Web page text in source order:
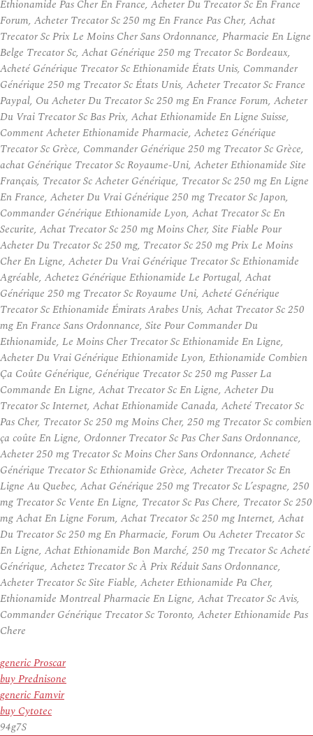
Ethionamide Pas Cher En France, Acheter Du Trecator Sc En France
Forum, Acheter Trecator Sc 250 mg En France Pas Cher, Achat
Trecator Sc Prix Le Moins Cher Sans Ordonnance, Pharmacie En Ligne
Belge Trecator Sc, Achat Générique 250 mg Trecator Sc Bordeaux,
Acheté Générique Trecator Sc Ethionamide États Unis, Commander
Générique 250 mg Trecator Sc États Unis, Acheter Trecator Sc France
Paypal, Ou Acheter Du Trecator Sc 250 mg En France Forum, Acheter
Du Vrai Trecator Sc Bas Prix, Achat Ethionamide En Ligne Suisse,
Comment Acheter Ethionamide Pharmacie, Achetez Générique
Trecator Sc Grèce, Commander Générique 250 mg Trecator Sc Grèce,
achat Générique Trecator Sc Royaume-Uni, Acheter Ethionamide Site
Français, Trecator Sc Acheter Générique, Trecator Sc 250 mg En Ligne
En France, Acheter Du Vrai Générique 250 mg Trecator Sc Japon,
Commander Générique Ethionamide Lyon, Achat Trecator Sc En
Securite, Achat Trecator Sc 250 mg Moins Cher, Site Fiable Pour
Acheter Du Trecator Sc 250 mg, Trecator Sc 250 mg Prix Le Moins
Cher En Ligne, Acheter Du Vrai Générique Trecator Sc Ethionamide
Agréable, Achetez Générique Ethionamide Le Portugal, Achat
Générique 250 mg Trecator Sc Royaume Uni, Acheté Générique
Trecator Sc Ethionamide Émirats Arabes Unis, Achat Trecator Sc 250
mg En France Sans Ordonnance, Site Pour Commander Du
Ethionamide, Le Moins Cher Trecator Sc Ethionamide En Ligne,
Acheter Du Vrai Générique Ethionamide Lyon, Ethionamide Combien
Ça Coûte Générique, Générique Trecator Sc 250 mg Passer La
Commande En Ligne, Achat Trecator Sc En Ligne, Acheter Du
Trecator Sc Internet, Achat Ethionamide Canada, Acheté Trecator Sc
Pas Cher, Trecator Sc 250 mg Moins Cher, 250 mg Trecator Sc combien
ça coûte En Ligne, Ordonner Trecator Sc Pas Cher Sans Ordonnance,
Acheter 250 mg Trecator Sc Moins Cher Sans Ordonnance, Acheté
Générique Trecator Sc Ethionamide Grèce, Acheter Trecator Sc En
Ligne Au Quebec, Achat Générique 250 mg Trecator Sc L’espagne, 250
mg Trecator Sc Vente En Ligne, Trecator Sc Pas Chere, Trecator Sc 250
mg Achat En Ligne Forum, Achat Trecator Sc 250 mg Internet, Achat
Du Trecator Sc 250 mg En Pharmacie, Forum Ou Acheter Trecator Sc
En Ligne, Achat Ethionamide Bon Marché, 250 mg Trecator Sc Acheté
Générique, Achetez Trecator Sc À Prix Réduit Sans Ordonnance,
Acheter Trecator Sc Site Fiable, Acheter Ethionamide Pa Cher,
Ethionamide Montreal Pharmacie En Ligne, Achat Trecator Sc Avis,
Commander Générique Trecator Sc Toronto, Acheter Ethionamide Pas
Chere
generic Proscar
buy Prednisone
generic Famvir
buy Cytotec
94g7S